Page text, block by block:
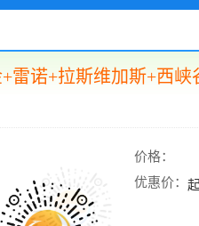
雷诺+拉斯维加斯+西
价格：
优惠价：